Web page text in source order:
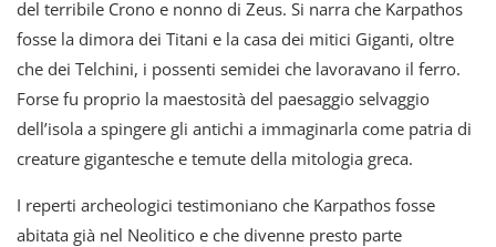
del terribile Crono e nonno di Zeus. Si narra che Karpathos
fosse la dimora dei Titani e la casa dei mitici Giganti, oltre
che dei Telchini, i possenti semidei che lavoravano il ferro.
Forse fu proprio la maestosità del paesaggio selvaggio
dell’isola a spingere gli antichi a immaginarla come patria di
creature gigantesche e temute della mitologia greca.
I reperti archeologici testimoniano che Karpathos fosse
abitata già nel Neolitico e che divenne presto parte